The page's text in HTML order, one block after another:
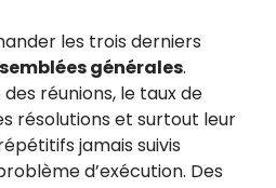
les trois derniers
générales.
réunions, le taux de
résolutions et surtout leur
jamais suivis
d’exécution. Des